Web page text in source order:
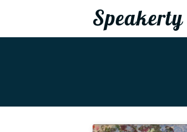
Speakerty